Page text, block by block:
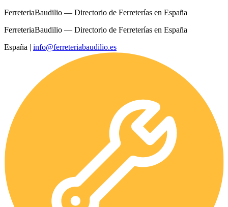
FerreteriaBaudilio — Directorio de Ferreterías en España
FerreteriaBaudilio — Directorio de Ferreterías en España
España | info@ferreteriabaudilio.es